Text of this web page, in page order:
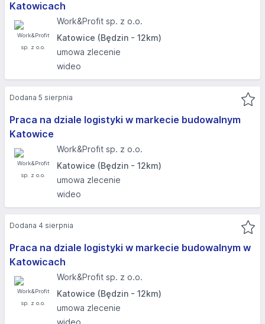
Katowicach
Work&Profit sp. z o.o.
Katowice (Będzin - 12km)
umowa zlecenie
wideo
Praca na dziale logistyki w markecie budowalnym
Katowice
Work&Profit sp. z o.o.
Katowice (Będzin - 12km)
umowa zlecenie
wideo
Dodana 5 sierpnia
Praca na dziale logistyki w markecie budowalnym w
Katowicach
Work&Profit sp. z o.o.
Katowice (Będzin - 12km)
umowa zlecenie
wideo
Dodana 4 sierpnia